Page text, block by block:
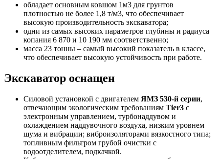
обладает основным ковшом 1м3 для грунтов
плотностью не более 1,8 т/м3, что обеспечивает
высокую производительность экскаватора;
одни из самых высоких параметров глубины и радиуса
копания 6 870 и 10 190 мм соответственно;
масса 23 тонны – самый высокий показатель в классе,
что обеспечивает высокую устойчивость при работе.
Экскаватор оснащен
Силовой установкой с двигателем ЯМЗ 530-й серии,
отвечающим экологическим требованиям Tier3 с
электронным управлением, турбонаддувом и
охлаждением наддувочного воздуха, низким уровнем
шума и вибрации; виброизоляторами вязкостного типа;
топливным фильтром грубой очистки с
водоотделителем, подкачкой.